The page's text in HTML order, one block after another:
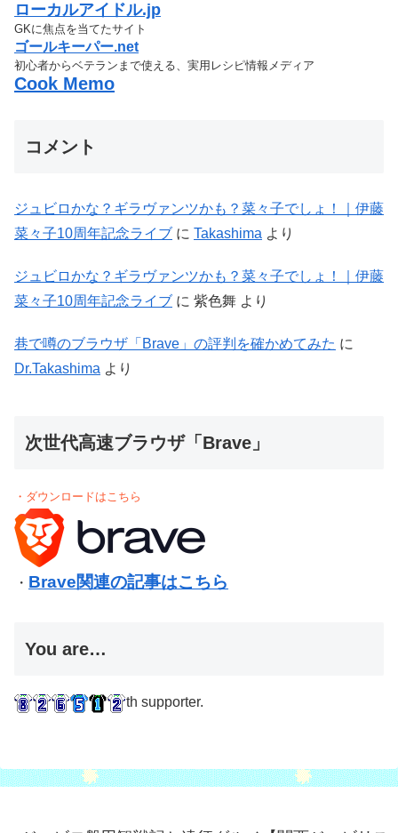
ローカルアイドル.jp
GKに焦点を当てたサイト
ゴールキーパー.net
初心者からベテランまで使える、実用レシピ情報メディア
Cook Memo
コメント
ジュビロかな？ギラヴァンツかも？菜々子でしょ！｜伊藤
菜々子10周年記念ライブ に Takashima より
ジュビロかな？ギラヴァンツかも？菜々子でしょ！｜伊藤
菜々子10周年記念ライブ に 紫色舞 より
巷で噂のブラウザ「Brave」の評判を確かめてみた に
Dr.Takashima より
次世代高速ブラウザ「Brave」
・ダウンロードはこちら
・ Brave関連の記事はこちら
You are…
th supporter.